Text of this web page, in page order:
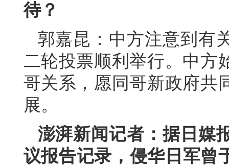
待？
郭嘉昆：中方注意到有
二轮投票顺利举行。中方
哥关系，愿同哥新政府共
展。
澎湃新闻记者：据日媒
议报告记录，侵华日军曾